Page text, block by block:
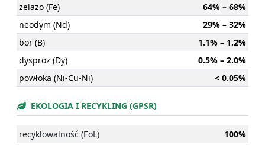
żelazo (Fe)
64% – 68%
neodym (Nd)
29% – 32%
bor (B)
1.1% – 1.2%
dysproz (Dy)
0.5% – 2.0%
powłoka (Ni-Cu-Ni)
< 0.05%
EKOLOGIA I RECYKLING (GPSR)
recyklowalność (EoL)
100%